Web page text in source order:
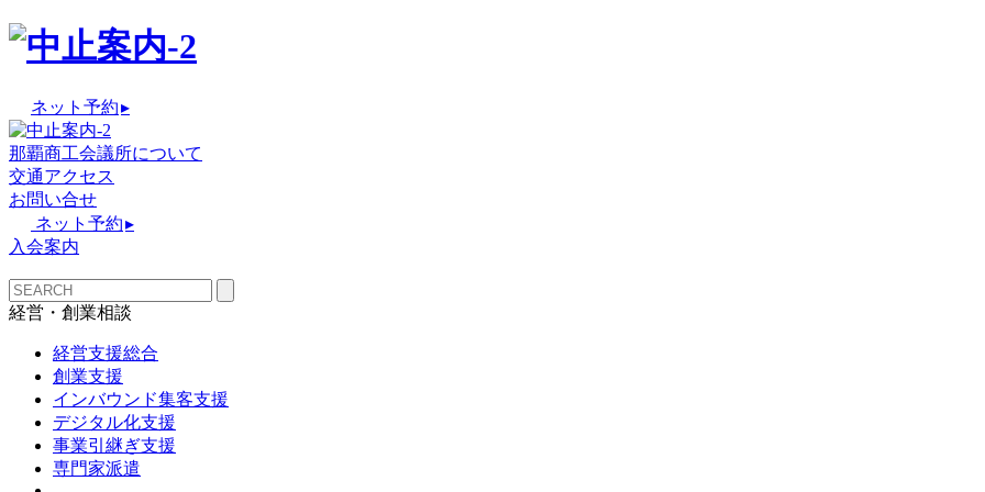
ネット予約▸
那覇商工会議所について
交通アクセス
お問い合せ
ネット予約▸
入会案内
経営・創業相談
経営支援総合
創業支援
インバウンド集客支援
デジタル化支援
事業引継ぎ支援
専門家派遣